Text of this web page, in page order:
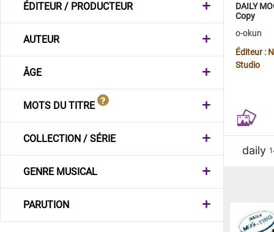
ÉDITEUR / PRODUCTEUR
AUTEUR
ÂGE
MOTS DU TITRE
COLLECTION / SÉRIE
GENRE MUSICAL
PARUTION
DAILY
Copy
o-okun
Éditeur :
Studio
daily